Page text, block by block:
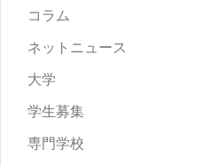
コラム
ネットニュース
大学
学生募集
専門学校